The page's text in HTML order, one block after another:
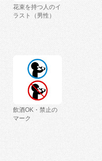
花束を持つ人のイ
ラスト（男性）
飲酒OK・禁止の
マーク